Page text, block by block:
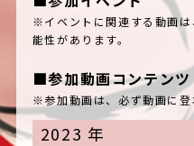
※イベントに関連する動画
能性があります。
■参加動画コンテンツ
※参加動画は、必ず動画に登
2023 年